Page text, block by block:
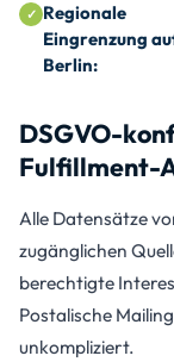
Regionale
Eingrenzung
Berlin:
DSGVO-
Fulfillment-
Alle Datensätze
zugänglichen
berechtigte
Postalische
unkompliziert.